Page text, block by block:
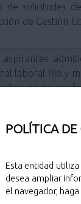
POLÍTICA DE
Esta entidad
desea ampliar
el navegador,
de solicitudes
de Gestión
laboral fijo y
grupo
de
de Policía,
y propuesta de
a